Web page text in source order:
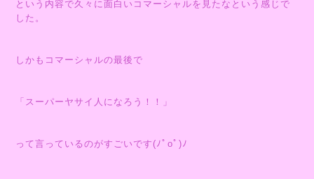
という内容で久々に面白いコマーシャルを見たなという感じで
した。
しかもコマーシャルの最後で
「スーパーヤサイ人になろう！！」
って言っているのがすごいです(ﾉﾟοﾟ)ﾉ